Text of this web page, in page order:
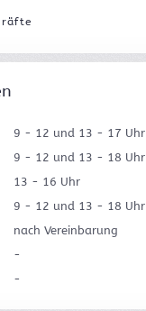
9 - 12 und 13 - 17 Uhr
9 - 12 und 13 - 18 Uhr
13 - 16 Uhr
9 - 12 und 13 - 18 Uhr
nach Vereinbarung
-
-